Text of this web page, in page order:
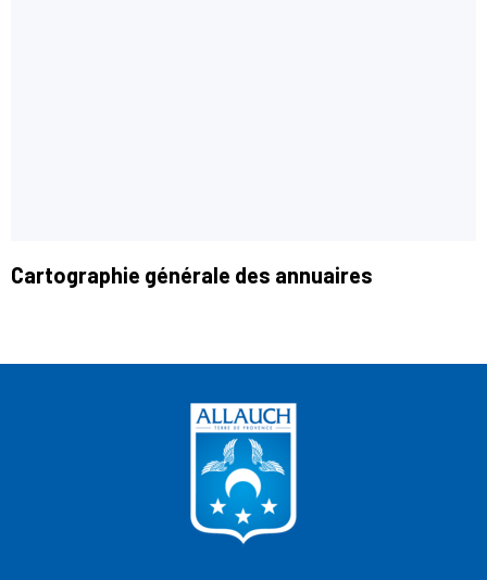
Cartographie générale des annuaires